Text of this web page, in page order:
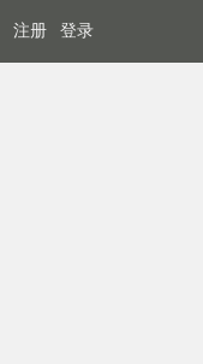
注册 登录